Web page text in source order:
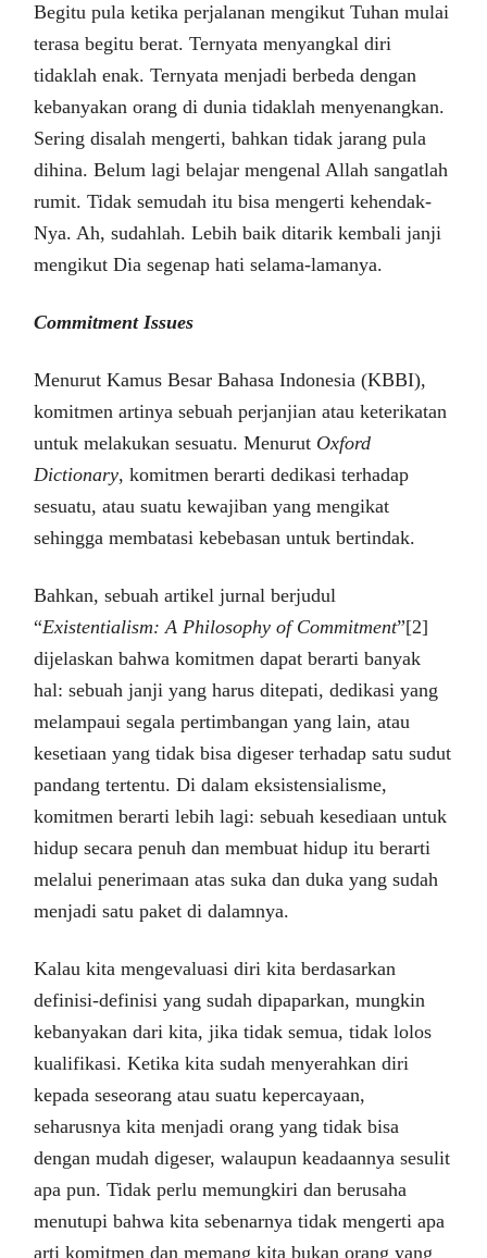
Begitu pula ketika perjalanan mengikut Tuhan mulai
terasa begitu berat. Ternyata menyangkal diri
tidaklah enak. Ternyata menjadi berbeda dengan
kebanyakan orang di dunia tidaklah menyenangkan.
Sering disalah mengerti, bahkan tidak jarang pula
dihina. Belum lagi belajar mengenal Allah sangatlah
rumit. Tidak semudah itu bisa mengerti kehendak-
Nya. Ah, sudahlah. Lebih baik ditarik kembali janji
mengikut Dia segenap hati selama-lamanya.
Commitment Issues
Menurut Kamus Besar Bahasa Indonesia (KBBI),
komitmen artinya sebuah perjanjian atau keterikatan
untuk melakukan sesuatu. Menurut Oxford
Dictionary, komitmen berarti dedikasi terhadap
sesuatu, atau suatu kewajiban yang mengikat
sehingga membatasi kebebasan untuk bertindak.
Bahkan, sebuah artikel jurnal berjudul
“Existentialism: A Philosophy of Commitment”[2]
dijelaskan bahwa komitmen dapat berarti banyak
hal: sebuah janji yang harus ditepati, dedikasi yang
melampaui segala pertimbangan yang lain, atau
kesetiaan yang tidak bisa digeser terhadap satu sudut
pandang tertentu. Di dalam eksistensialisme,
komitmen berarti lebih lagi: sebuah kesediaan untuk
hidup secara penuh dan membuat hidup itu berarti
melalui penerimaan atas suka dan duka yang sudah
menjadi satu paket di dalamnya.
Kalau kita mengevaluasi diri kita berdasarkan
definisi-definisi yang sudah dipaparkan, mungkin
kebanyakan dari kita, jika tidak semua, tidak lolos
kualifikasi. Ketika kita sudah menyerahkan diri
kepada seseorang atau suatu kepercayaan,
seharusnya kita menjadi orang yang tidak bisa
dengan mudah digeser, walaupun keadaannya sesulit
apa pun. Tidak perlu memungkiri dan berusaha
menutupi bahwa kita sebenarnya tidak mengerti apa
arti komitmen dan memang kita bukan orang yang